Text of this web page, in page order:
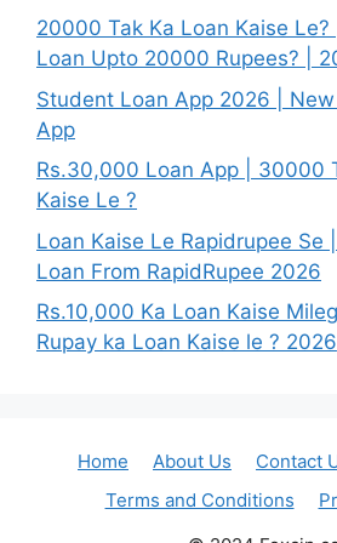
20000 Tak Ka Loan Kaise
Loan Upto 20000 Rupees? |
Student Loan App 2026 |
App
Rs.30,000 Loan App | 30000
Kaise Le ?
Loan Kaise Le Rapidrupee Se
Loan From RapidRupee 2026
Rs.10,000 Ka Loan Kaise
Rupay ka Loan Kaise le ? 2026
Home About Us Contact
Terms and Conditions